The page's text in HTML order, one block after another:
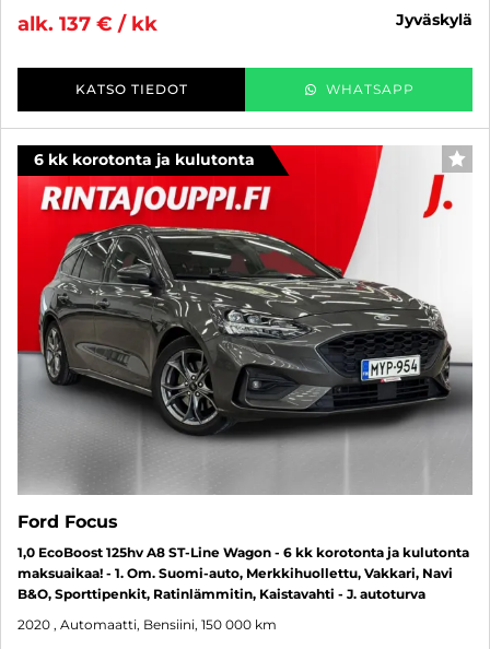
alk. 137 € / kk
jyväskylä
KATSO TIEDOT WHATSAPP
6 kk korotonta ja kulutonta
Ford Focus
1,0 EcoBoost 125hv A8 ST-Line Wagon - 6 kk korotonta ja kulutonta
maksuaikaa! - 1. Om. Suomi-auto, Merkkihuollettu, Vakkari, Navi
B&O, Sporttipenkit, Ratinlämmitin, Kaistavahti - J. autoturva
2020 , Automaatti, Bensiini, 150 000 km